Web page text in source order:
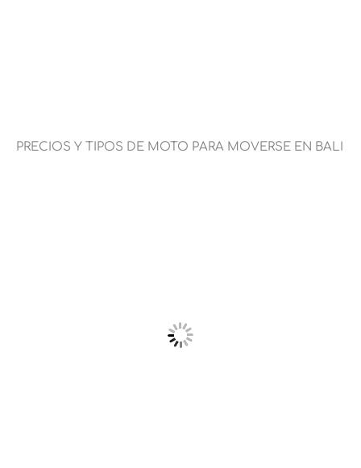
PRECIOS Y TIPOS DE MOTO PARA MOVERSE EN BALI